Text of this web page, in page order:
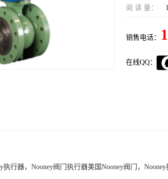
阅 读 量：
销售电话：
在线QQ：
执行器，Nooney阀门执行器美国Nooney阀门，